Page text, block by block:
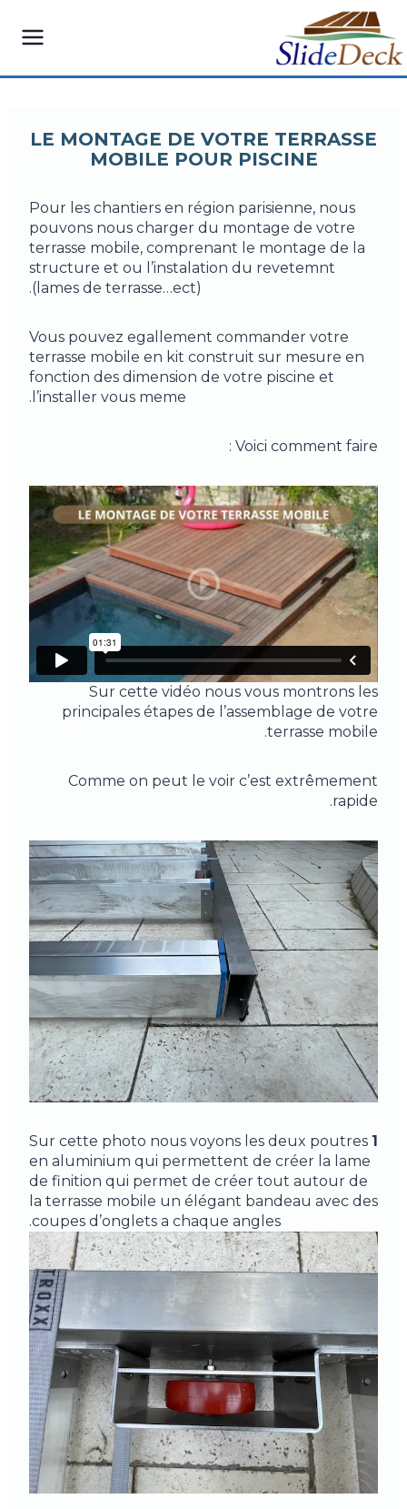
content
LE MONTAGE DE VOTRE TERRASSE
MOBILE POUR PISCINE
Pour les chantiers en région parisienne, nous
pouvons nous charger du montage de votre
terrasse mobile, comprenant le montage de la
structure et ou l’instalation du revetemnt
(lames de terrasse…ect).
Vous pouvez egallement commander votre
terrasse mobile en kit construit sur mesure en
fonction des dimension de votre piscine et
l’installer vous meme.
Voici comment faire :
Sur cette vidéo nous vous montrons les
principales étapes de l’assemblage de votre
terrasse mobile.
Comme on peut le voir c’est extrêmement
rapide.
1
Sur cette photo nous voyons les deux poutres
en aluminium qui permettent de créer la lame
de finition qui permet de créer tout autour de
la terrasse mobile un élégant bandeau avec des
coupes d’onglets a chaque angles.